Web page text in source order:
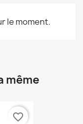
le moment.
même
favorite_border